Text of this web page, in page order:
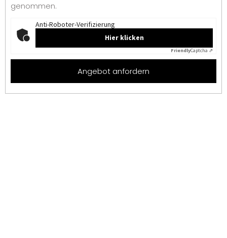
genommen.
Anti-Roboter-Verifizierung
Hier klicken
FriendlyCaptcha ⇗
Angebot anfordern